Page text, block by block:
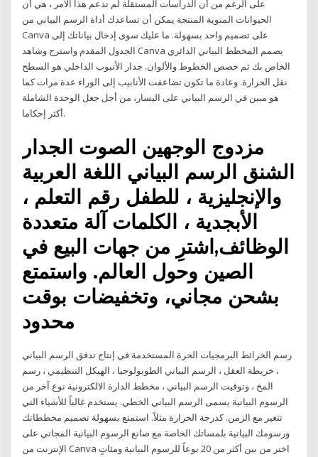
على الرغم من أن الدراسات المستقلة لم تدعم هذا الامر ، هي أن
الحيوانات المنوية المنتجة يمكن أن تساعدك أداة الرسم البياني من
Canva على تصميم واحد بسهولة. ما عليك سوى إدخال بياناتك إلى
الجدول المقدم واسترح وشاهد Canva يصمم المخطط البياني الدائري
الخاص بك ثم خصص الخطوط والألوان. جدار الأنبوب الداخلي هو السطح
نقل الحرارة. وعادة ما تكون تضاعفت الأنابيب إلى الوراء عدة مرات كما
هو مبين في الرسم البياني على اليسار، من أجل جعل الوحدة الشاملة
أكثر إحكاما.
مزدوج الوجهين الصوت الجدار
الشنق الرسم البياني اللغة العربية
والإنجليزية ، للطفل رقم التعلم ،
الأبجدية ، الكلمات آلة متعددة
الوظائف,اشترِ من جهات البيع في
الصين وحول العالم. واستمتع
بشحن مجاني، وتخفيضات بوقت
محدود
رسم الخرائط البرمجيات الحرة المستخدمة في إنتاج تدفق الرسم البياني
، خريطة العقل ، الرسم البياني الطوبولوجيا ، الهيكل التنظيمي ، رسم
المخ ، وتوقيت الرسم البياني ، مخطط الدارة الالكترونية نوع آخر من
الرسوم البيانية يسمى الرسم البياني الخطي. يستخدم غالباً للأشياء التي
تتغير مع الزمن. كدرجة الحرارة مثلاً. استمتع بسهولة تصميم مخططاتك
ورسومك البيانية بلمساتك الخاصة مع صانع الرسوم البيانية المجاني على
الإنترنت من Canva اختر من بين أكثر من 20 نوعاً للرسوم البيانية ومئاتٍ